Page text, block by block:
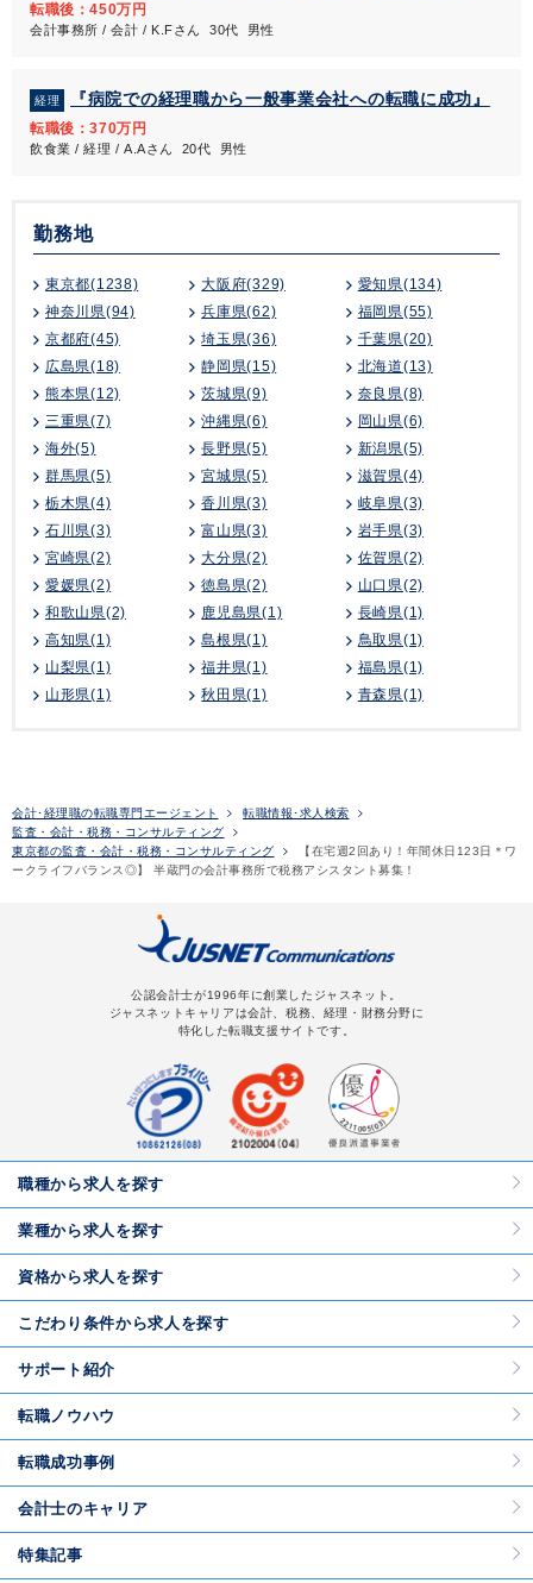
転職後：450万円
会計事務所 / 会計 / K.Fさん 30代 男性
経理 『病院での経理職から一般事業会社への転職に成功』
転職後：370万円
飲食業 / 経理 / A.Aさん 20代 男性
勤務地
東京都(1238) 大阪府(329)
愛知県(134)
神奈川県(94)
兵庫県(62)
福岡県(55)
京都府(45)
埼玉県(36)
千葉県(20)
広島県(18)
静岡県(15)
北海道(13)
熊本県(12)
茨城県(9)
奈良県(8)
三重県(7)
沖縄県(6)
岡山県(6)
海外(5)
長野県(5)
新潟県(5)
群馬県(5)
宮城県(5)
滋賀県(4)
栃木県(4)
香川県(3)
岐阜県(3)
石川県(3)
富山県(3)
岩手県(3)
宮崎県(2)
大分県(2)
佐賀県(2)
愛媛県(2)
徳島県(2)
山口県(2)
和歌山県(2)
鹿児島県(1)
長崎県(1)
高知県(1)
島根県(1)
鳥取県(1)
山梨県(1)
福井県(1)
福島県(1)
山形県(1)
秋田県(1) 青森県(1)
会計･経理職の転職専門エージェント
転職情報･求人検索
監査・会計・税務・コンサルティング
東京都の監査・会計・税務・コンサルティング
【在宅週2回あり！年間休日123日＊ワ
ークライフバランス◎】 半蔵門の会計事務所で税務アシスタント募集！
公認会計士が1996年に創業したジャスネット。
ジャスネットキャリアは会計、税務、経理・財務分野に
特化した転職支援サイトです。
職種から求人を探す
業種から求人を探す
資格から求人を探す
こだわり条件から求人を探す
サポート紹介
転職ノウハウ
転職成功事例
会計士のキャリア
特集記事